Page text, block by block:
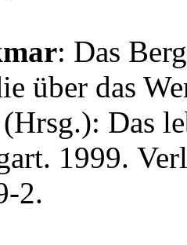
: Das
über das
Das
1999.
2.